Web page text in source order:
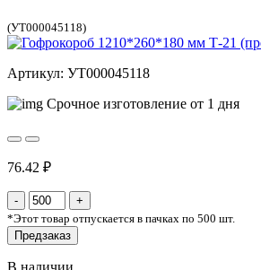
(УТ000045118)
Артикул: УТ000045118
Срочное изготовление от 1 дня
76.42 ₽
*Этот товар отпускается в пачках по 500 шт.
Предзаказ
В наличии